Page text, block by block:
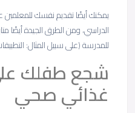
يمكنك أيضًا تقديم نفسك للمعلمين
الدراسي، ومن الطرق الجيدة أيضًا
للمدرسة (على سبيل المثال:
شجع طفلك
غذائي صحي